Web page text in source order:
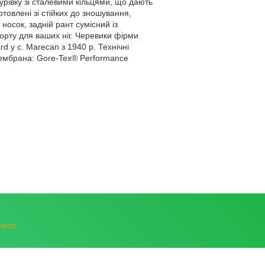
зі стійких до зношування,
задній рант сумісний із
для ваших ніг. Черевики фірми
у с. Marecan з 1940 р. Технічні
Gore-Tex® Performance